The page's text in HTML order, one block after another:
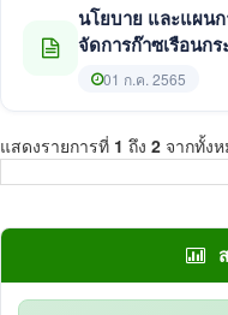
นโยบาย และแผนก
จัดการก๊าซเรือนก
01 ก.ค. 2565
แสดงรายการที่ 1 ถึง 2 จากทั้ง